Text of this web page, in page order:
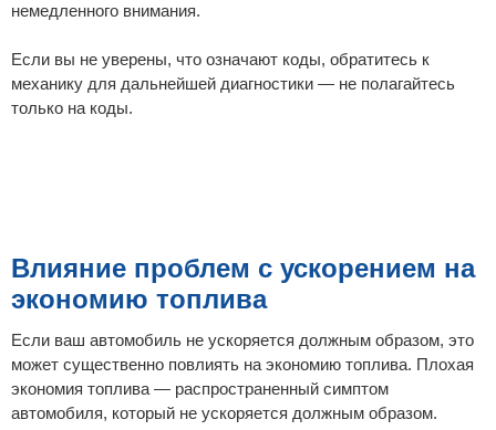
немедленного внимания.
Если вы не уверены, что означают коды, обратитесь к
механику для дальнейшей диагностики — не полагайтесь
только на коды.
Влияние проблем с ускорением на
экономию топлива
Если ваш автомобиль не ускоряется должным образом, это
может существенно повлиять на экономию топлива. Плохая
экономия топлива — распространенный симптом
автомобиля, который не ускоряется должным образом.